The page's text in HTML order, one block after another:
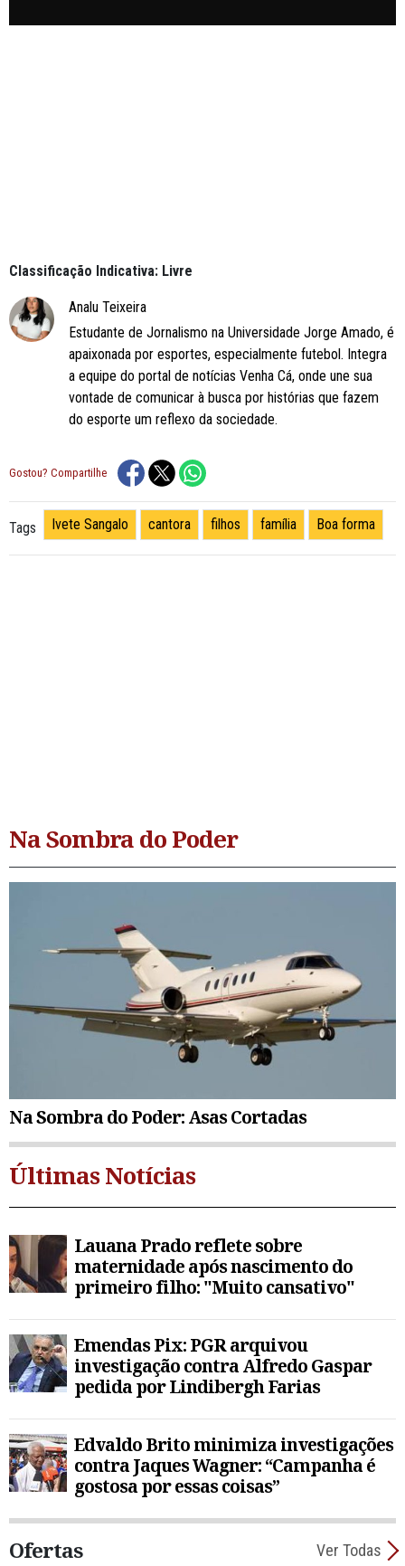
Classificação Indicativa: Livre
Analu Teixeira
Estudante de Jornalismo na Universidade Jorge Amado, é
apaixonada por esportes, especialmente futebol. Integra
a equipe do portal de notícias Venha Cá, onde une sua
vontade de comunicar à busca por histórias que fazem
do esporte um reflexo da sociedade.
Gostou? Compartilhe
Tags Ivete Sangalo cantora filhos família Boa forma
Na Sombra do Poder
Na Sombra do Poder: Asas Cortadas
Últimas Notícias
Lauana Prado reflete sobre
maternidade após nascimento do
primeiro filho: "Muito cansativo"
Emendas Pix: PGR arquivou
investigação contra Alfredo Gaspar
pedida por Lindibergh Farias
Edvaldo Brito minimiza investigações
contra Jaques Wagner: “Campanha é
gostosa por essas coisas”
Ofertas Ver Todas